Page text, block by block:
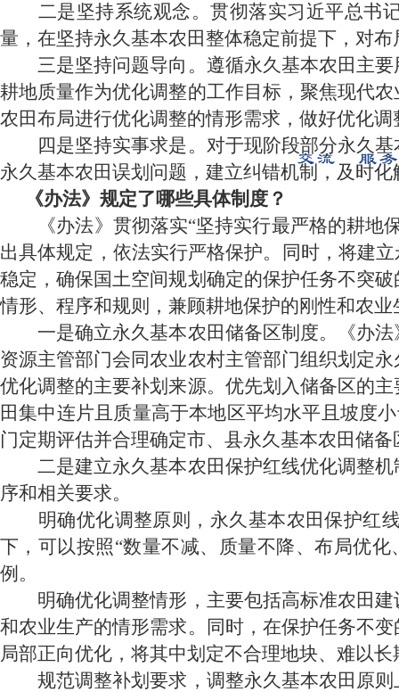
二是坚持系统观念。贯彻落实习近平总书
量，在坚持永久基本农田整体稳定前提下，对
三是坚持问题导向。遵循永久基本农田主要
耕地质量作为优化调整的工作目标，聚焦现代
农田布局进行优化调整的情形需求，做好优化
四是坚持实事求是。对于现阶段部分永久基
永久基本农田误划问题，建立纠错机制，及时
《办法》规定了哪些具体制度？
《办法》贯彻落实“坚持实行最严格的耕地
出具体规定，依法实行严格保护。同时，将建
稳定，确保国土空间规划确定的保护任务不突
情形、程序和规则，兼顾耕地保护的刚性和农
一是确立永久基本农田储备区制度。《办法
资源主管部门会同农业农村主管部门组织划定
优化调整的主要补划来源。优先划入储备区的
田集中连片且质量高于本地区平均水平且坡度
门定期评估并合理确定市、县永久基本农田储
二是建立永久基本农田保护红线优化调整机
序和相关要求。
明确优化调整原则，永久基本农田保护红线
下，可以按照“数量不减、质量不降、布局优
例。
明确优化调整情形，主要包括高标准农田建
和农业生产的情形需求。同时，在保护任务不
局部正向优化，将其中划定不合理地块、难以
规范调整补划要求，调整永久基本农田原则